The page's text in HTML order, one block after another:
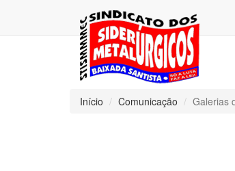
Início Comunicação Galerias